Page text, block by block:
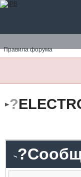
Правила форума
?